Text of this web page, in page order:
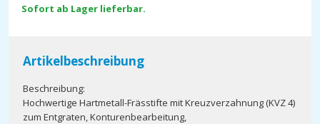
Sofort ab Lager lieferbar.
Artikelbeschreibung
Beschreibung:
Hochwertige Hartmetall-Frässtifte mit Kreuzverzahnung (KVZ 4)
zum Entgraten, Konturenbearbeitung,